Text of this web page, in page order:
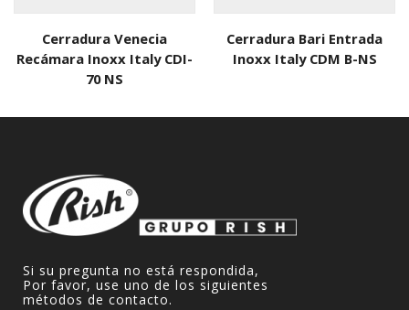
Cerradura Venecia
Recámara Inoxx Italy CDI-
70 NS
Cerradura Bari Entrada
Inoxx Italy CDM B-NS
Si su pregunta no está respondida,
Por favor, use uno de los siguientes
métodos de contacto.